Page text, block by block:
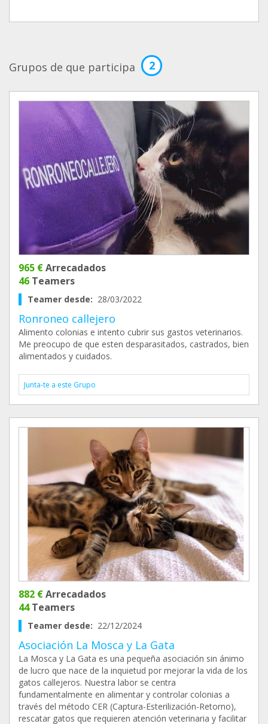
Grupos de que participa 2
965 €Arrecadados
46 Teamers
Teamer desde: 28/03/2022
Ronroneo callejero
Alimento colonias e intento cubrir sus gastos veterinarios.
Me preocupo de que esten desparasitados, castrados, bien
alimentados y cuidados.
Junta-te a este Grupo
882 €Arrecadados
44Teamers
Teamer desde: 22/12/2024
Asociación La Mosca y La Gata
La Mosca y La Gata es una pequeña asociación sin ánimo
de lucro que nace de la inquietud por mejorar la vida de los
gatos callejeros. Nuestra labor se centra
fundamentalmente en alimentar y controlar colonias a
través del método CER (Captura-Esterilización-Retorno),
rescatar gatos que requieren atención veterinaria y facilitar